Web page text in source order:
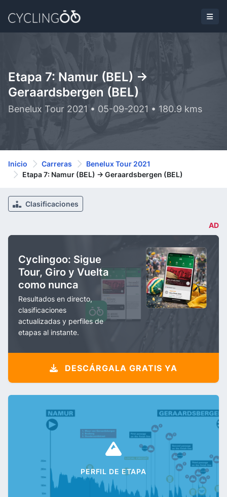
Etapa 7: Namur (BEL) ->
Geraardsbergen (BEL)
Benelux Tour 2021 • 05-09-2021 • 180.9 kms
Inicio Carreras
Benelux Tour 2021
Etapa 7: Namur (BEL) -> Geraardsbergen (BEL)
Clasificaciones
AD
Cyclingoo: Sigue
Tour, Giro y Vuelta
como nunca
Resultados en directo,
clasificaciones
actualizadas y perfiles de
etapas al instante.
DESCÁRGALA GRATIS YA
PERFIL DE ETAPA